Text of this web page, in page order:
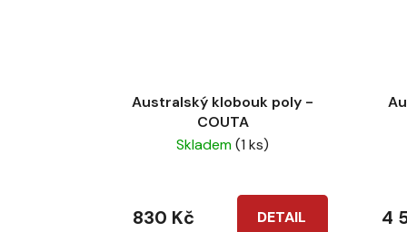
Australský klobouk poly -
COUTA
Skladem(1 ks)
DETAIL
830 Kč 4